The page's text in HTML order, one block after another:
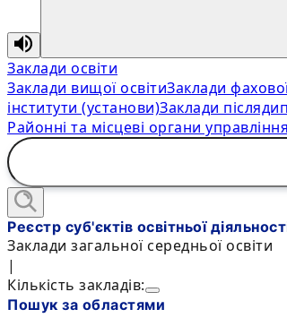
Заклади освіти
Заклади вищої освітиЗаклади
інститути (установи)Заклади
Районні та місцеві органи
Реєстр суб'єктів освітньої
Заклади загальної середньої освіти
|
Кількість закладів:
Пошук за областями